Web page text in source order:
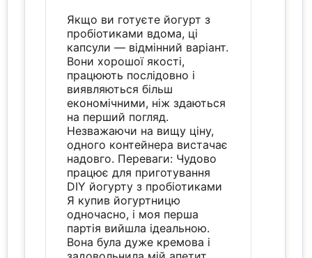
Якщо ви готуєте йогурт з
пробіотиками вдома, ці
капсули — відмінний варіант.
Вони хорошої якості,
працюють послідовно і
виявляються більш
економічними, ніж здаються
на перший погляд.
Незважаючи на вищу ціну,
одного контейнера вистачає
надовго. Переваги: Чудово
працює для приготування
DIY йогурту з пробіотиками
Я купив йогуртницю
одночасно, і моя перша
партія вийшла ідеальною.
Вона була дуже кремова і